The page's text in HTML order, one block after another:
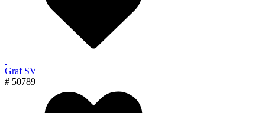
Graf SV
# 50789